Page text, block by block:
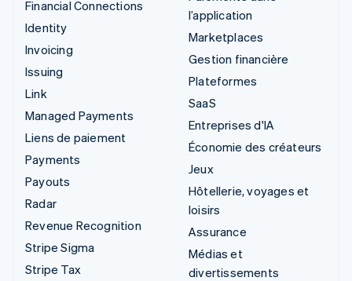
Financial Connections
Identity
Invoicing
Issuing
Link
Managed Payments
Liens de paiement
Payments
Payouts
Radar
Revenue Recognition
Stripe Sigma
Stripe Tax
l’application
Marketplaces
Gestion financière
Plateformes
SaaS
Entreprises d'IA
Économie des créateurs
Jeux
Hôtellerie, voyages et
loisirs
Assurance
Médias et
divertissements